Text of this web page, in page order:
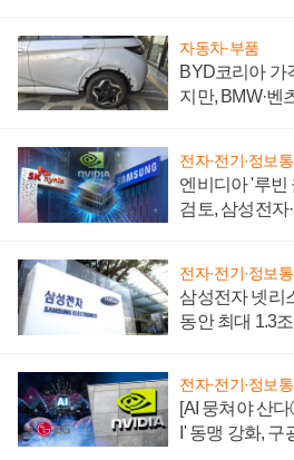
자동차·부품
BYD코리아 가
지만, BMW·벤
전자·전기·정보
엔비디아 '루빈
검토, 삼성전자
전자·전기·정보
삼성전자 넷리
동안 최대 1.3
전자·전기·정보
[AI 뭉쳐야 산
I' 동맹 강화, 구